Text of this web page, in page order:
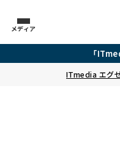
メディア
「
ITmedia エグ